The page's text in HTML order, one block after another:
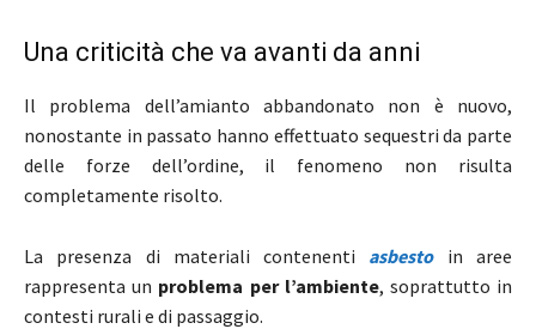
Una criticità che va avanti da anni
Il problema dell’amianto abbandonato non è nuovo,
nonostante in passato hanno effettuato sequestri da parte
delle forze dell’ordine, il fenomeno non risulta
completamente risolto.
La presenza di materiali contenenti asbesto in aree
rappresenta un problema per l’ambiente, soprattutto in
contesti rurali e di passaggio.